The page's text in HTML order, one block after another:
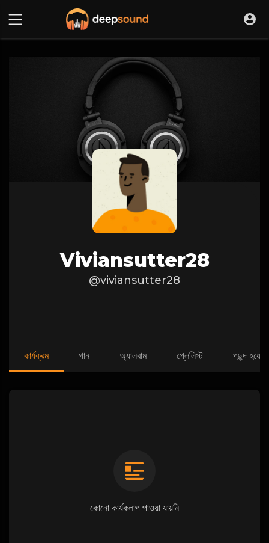
Viviansutter28
@viviansutter28
কার্যক্রম গান অ্যালবাম প্লেলিস্ট পছন্দ হয়েছে
কোনো কার্যকলাপ পাওয়া যায়নি